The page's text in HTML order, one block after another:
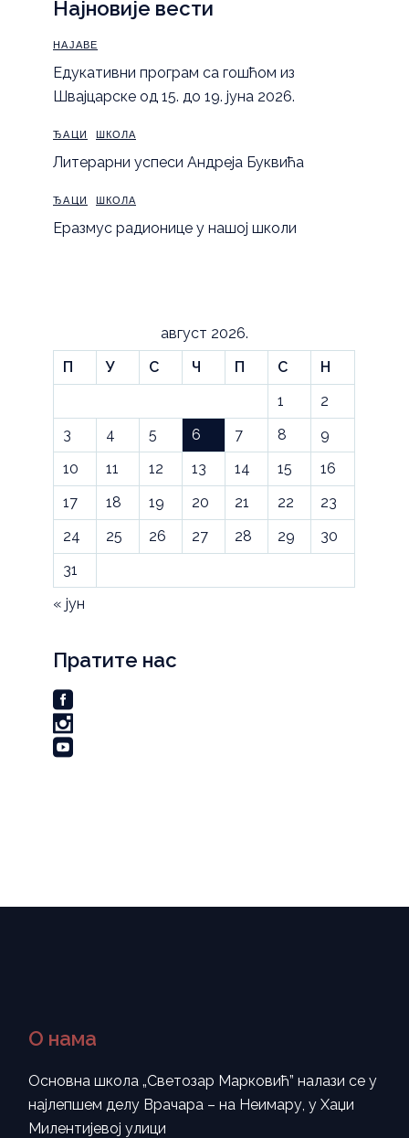
Најновије вести
НАЈАВЕ
Eдукативни програм са гошћом из
Швајцарске од 15. до 19. јуна 2026.
ЂАЦИ ШКОЛА
Литерарни успеси Андреја Буквића
ЂАЦИ ШКОЛА
Еразмус радионице у нашој школи
август 2026.
П
У С Ч П С
Н
1
2
3
4 5 6 7 8
9
10
11 12 13 14 15
16
17
18 19 20 21 22
23
24
25 26 27 28 29
30
31
« јун
Пратите нас
О нама
Основна школа „Светозар Марковић” налази се у
најлепшем делу Врачара – на Неимару, у Хаџи
Милентијевој улици